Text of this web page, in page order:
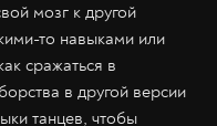
мозг к другой
то навыками или
сражаться в
в другой версии
танцев, чтобы